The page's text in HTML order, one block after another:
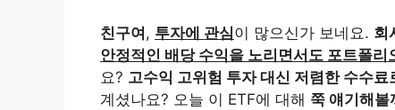
친구여 , 투자에 관심이 많으신가 보네요. 회
안정적인 배당 수익을 노리면서도 포트폴리
요? 고수익 고위험 투자 대신 저렴한 수수
계셨나요? 오늘 이 ETF에 대해 쭉 얘기해볼